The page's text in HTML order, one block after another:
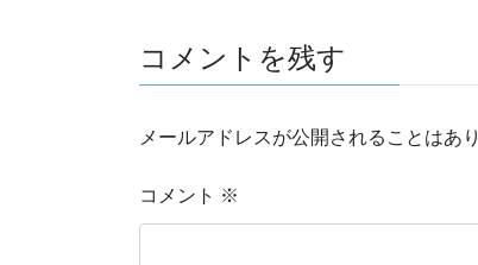
コメントを残す
メールアドレスが公開されることはあ
コメント ※